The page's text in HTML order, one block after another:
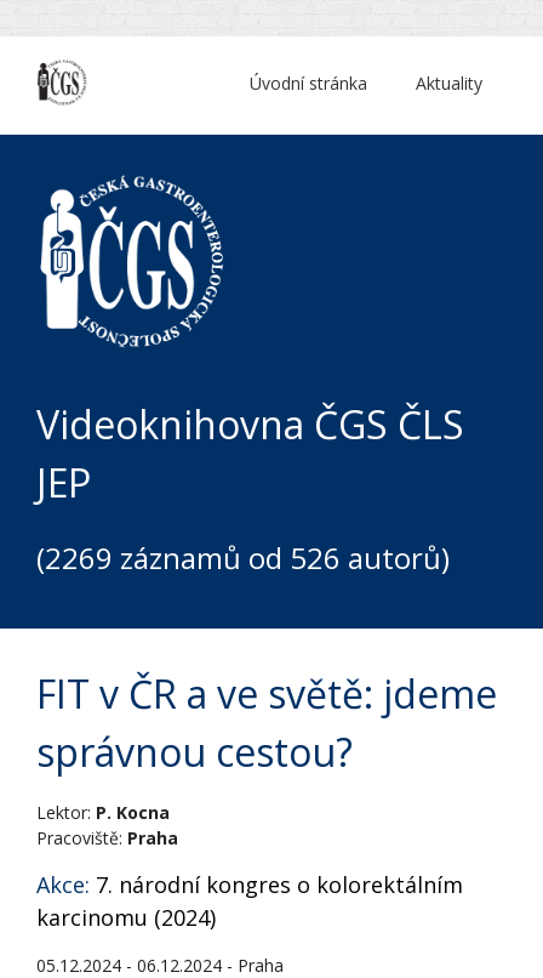
Aktuality
Úvodní stránka
Videoknihovna ČGS ČLS
JEP
(2269 záznamů od 526 autorů)
FIT v ČR a ve světě: jdeme
správnou cestou?
Lektor: P. Kocna
Pracoviště: Praha
Akce: 7. národní kongres o kolorektálním
karcinomu (2024)
05.12.2024 - 06.12.2024 - Praha